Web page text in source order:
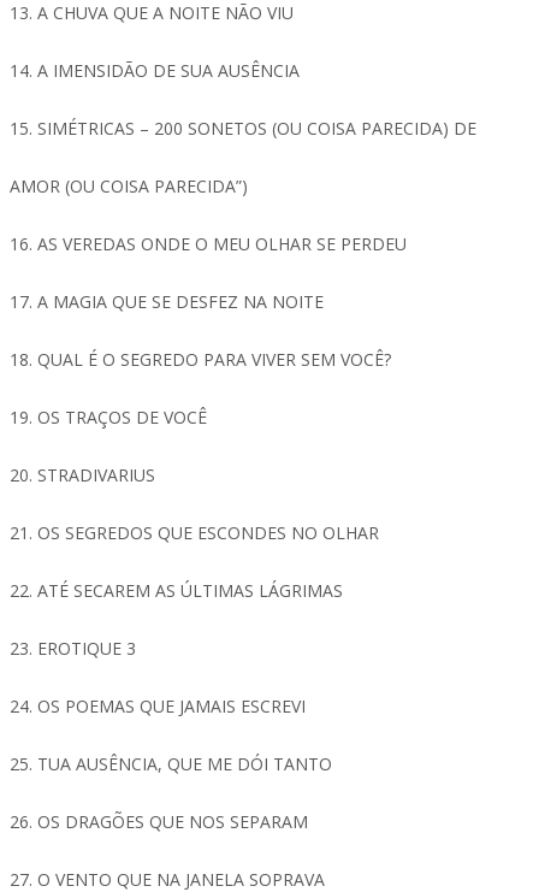
13. A CHUVA QUE A NOITE NÃO VIU
14. A IMENSIDÃO DE SUA AUSÊNCIA
15. SIMÉTRICAS – 200 SONETOS (OU COISA PARECIDA) DE
AMOR (OU COISA PARECIDA”)
16. AS VEREDAS ONDE O MEU OLHAR SE PERDEU
17. A MAGIA QUE SE DESFEZ NA NOITE
18. QUAL É O SEGREDO PARA VIVER SEM VOCÊ?
19. OS TRAÇOS DE VOCÊ
20. STRADIVARIUS
21. OS SEGREDOS QUE ESCONDES NO OLHAR
22. ATÉ SECAREM AS ÚLTIMAS LÁGRIMAS
23. EROTIQUE 3
24. OS POEMAS QUE JAMAIS ESCREVI
25. TUA AUSÊNCIA, QUE ME DÓI TANTO
26. OS DRAGÕES QUE NOS SEPARAM
27. O VENTO QUE NA JANELA SOPRAVA